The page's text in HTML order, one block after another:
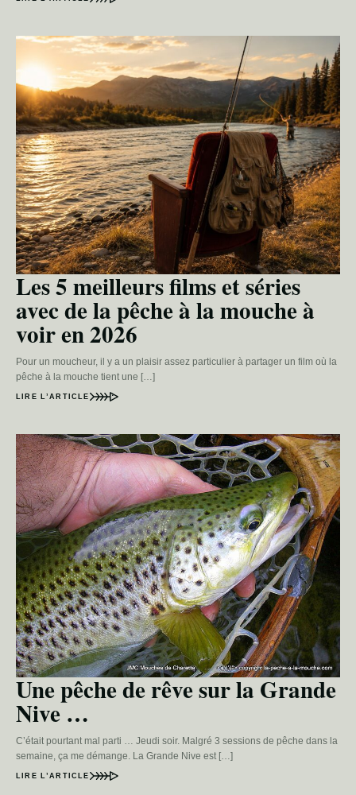
Les 5 meilleurs films et séries
avec de la pêche à la mouche à
voir en 2026
Pour un moucheur, il y a un plaisir assez particulier à partager un film où la
pêche à la mouche tient une […]
LIRE L’ARTICLE
Une pêche de rêve sur la Grande
Nive …
C’était pourtant mal parti … Jeudi soir. Malgré 3 sessions de pêche dans la
semaine, ça me démange. La Grande Nive est […]
LIRE L’ARTICLE